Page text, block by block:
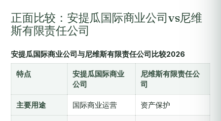
正面比较：安提瓜国际商业公司vs尼维
斯有限责任公司
安提瓜国际商业公司与尼维斯有限责任公司比较2026
特点
安提瓜国际商业
公司
尼维斯有限责任公
司
主要用途 国际商业运营 资产保护